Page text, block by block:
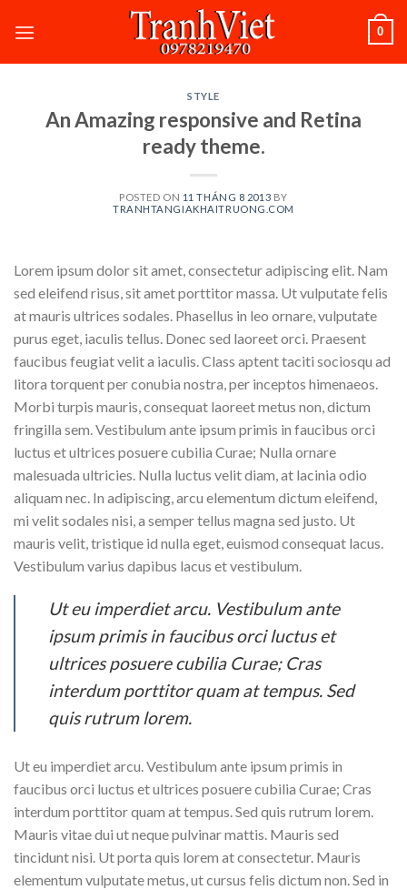
0
STYLE
An Amazing responsive and Retina
ready theme.
POSTED ON 11 THÁNG 8 2013 BY
TRANHTANGIAKHAITRUONG.COM
Lorem ipsum dolor sit amet, consectetur adipiscing elit. Nam
sed eleifend risus, sit amet porttitor massa. Ut vulputate felis
at mauris ultrices sodales. Phasellus in leo ornare, vulputate
purus eget, iaculis tellus. Donec sed laoreet orci. Praesent
faucibus feugiat velit a iaculis. Class aptent taciti sociosqu ad
litora torquent per conubia nostra, per inceptos himenaeos.
Morbi turpis mauris, consequat laoreet metus non, dictum
fringilla sem. Vestibulum ante ipsum primis in faucibus orci
luctus et ultrices posuere cubilia Curae; Nulla ornare
malesuada ultricies. Nulla luctus velit diam, at lacinia odio
aliquam nec. In adipiscing, arcu elementum dictum eleifend,
mi velit sodales nisi, a semper tellus magna sed justo. Ut
mauris velit, tristique id nulla eget, euismod consequat lacus.
Vestibulum varius dapibus lacus et vestibulum.
Ut eu imperdiet arcu. Vestibulum ante
ipsum primis in faucibus orci luctus et
ultrices posuere cubilia Curae; Cras
interdum porttitor quam at tempus. Sed
quis rutrum lorem.
Ut eu imperdiet arcu. Vestibulum ante ipsum primis in
faucibus orci luctus et ultrices posuere cubilia Curae; Cras
interdum porttitor quam at tempus. Sed quis rutrum lorem.
Mauris vitae dui ut neque pulvinar mattis. Mauris sed
tincidunt nisi. Ut porta quis lorem at consectetur. Mauris
elementum vulputate metus, ut cursus felis dictum non. Sed in